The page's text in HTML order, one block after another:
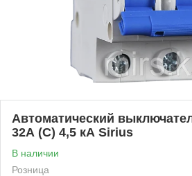
Автоматический
32А (С) 4,5 кА Sirius
В наличии
Розница